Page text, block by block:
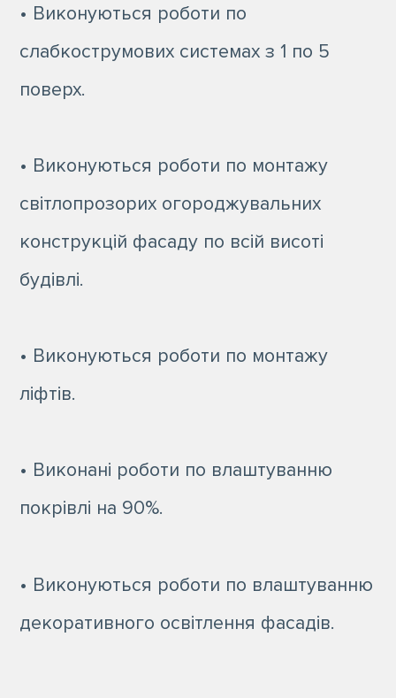
• Виконуються роботи по
слабкострумових системах з 1 по 5
поверх.
• Виконуються роботи по монтажу
світлопрозорих огороджувальних
конструкцій фасаду по всій висоті
будівлі.
• Виконуються роботи по монтажу
ліфтів.
• Виконані роботи по влаштуванню
покрівлі на 90%.
• Виконуються роботи по влаштуванню
декоративного освітлення фасадів.